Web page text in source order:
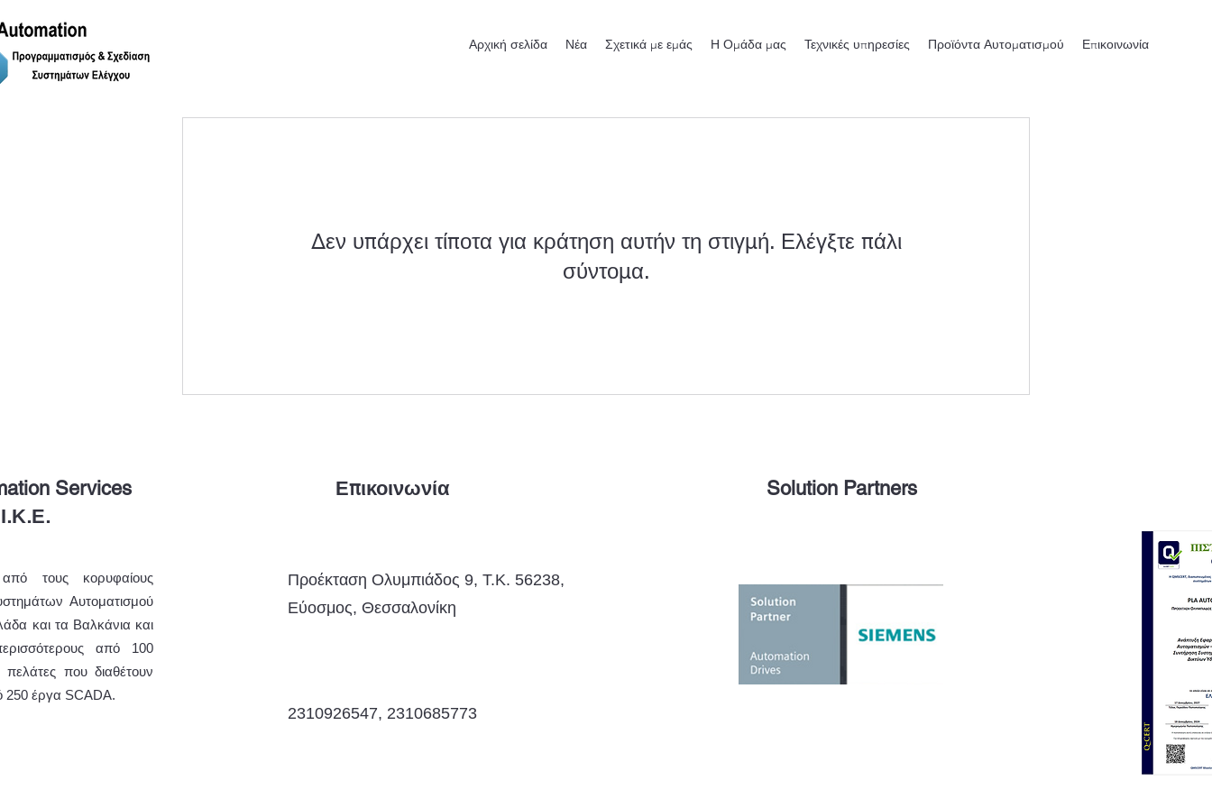
Αρχική σελίδα Νέα Σχετικά με εμάς Η Ομάδα μας Τεχνικές υπηρεσίες Προϊόντα Αυτοματισμού Επικοινωνία
Δεν υπάρχει τίποτα για κράτηση αυτήν τη στιγμή. Ελέγξτε πάλι
σύντομα.
Services
Ι.Κ.Ε.
τους κορυφαίους
Αυτοματισμού
και τα Βαλκάνια και
από 100
πελάτες που διαθέτουν
250 έργα SCADA.
Επικοινωνία
Προέκταση Ολυμπιάδος 9, Τ.Κ. 56238,
Εύοσμος, Θεσσαλονίκη
2310926547, 2310685773
Solution Partners